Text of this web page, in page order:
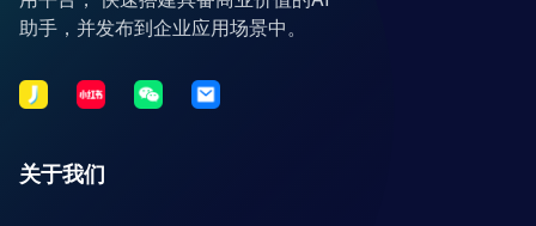
助手，并发布到企业应用场景中。
关于我们